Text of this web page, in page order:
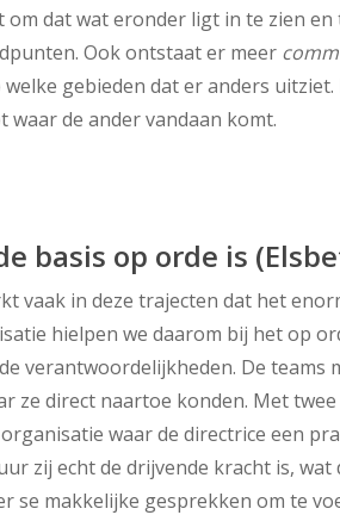
dat wat eronder ligt in te zien en
Ook ontstaat er meer
gebieden dat er anders uitziet.
de ander vandaan komt.
basis op orde is
vaak in deze trajecten dat het
hielpen we daarom bij het op
verantwoordelijkheden. De teams
ze direct naartoe konden. Met
waar de directrice een
zij echt de drijvende kracht is,
se makkelijke gesprekken om te